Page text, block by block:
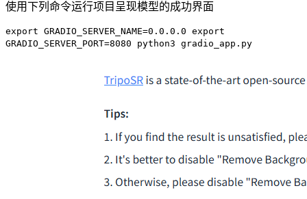
使用下列命令运行项目呈现模型的成功界面
export GRADIO_SERVER_NAME=0.0.0.0 export
GRADIO_SERVER_PORT=8080 python3 gradio_app.py